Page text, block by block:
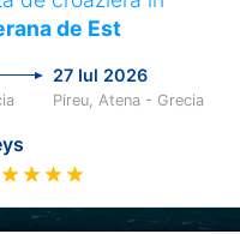
de Est
27 Iul 2026
Pireu, Atena - Grecia